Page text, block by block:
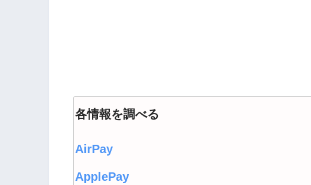
各情報を調べる
AirPay
ApplePay